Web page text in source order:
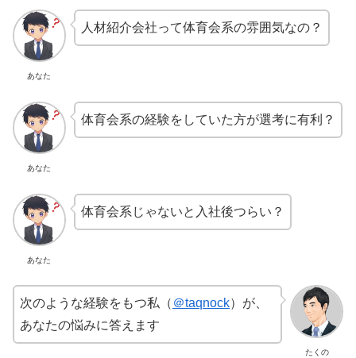
あなた
人材紹介会社って体育会系の雰囲気なの？
あなた
体育会系の経験をしていた方が選考に有利？
あなた
体育会系じゃないと入社後つらい？
たくの
次のような経験をもつ私（ ＠taqnock）が、
あなたの悩みに答えます